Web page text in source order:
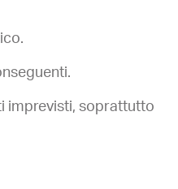
imprevisti, soprattutto